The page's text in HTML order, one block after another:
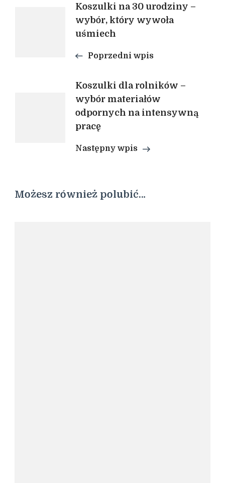
Nawigacja
wpisu
Koszulki na 30 urodziny –
wybór, który wywoła
uśmiech
Poprzedni wpis
Koszulki dla rolników –
wybór materiałów
odpornych na intensywną
pracę
Następny wpis
Możesz również polubić…